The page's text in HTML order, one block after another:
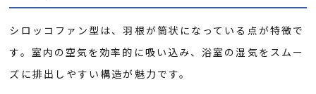
シロッコファン型は、羽根が筒状になっている点が特徴で
す。室内の空気を効率的に吸い込み、浴室の湿気をスムー
ズに排出しやすい構造が魅力です。